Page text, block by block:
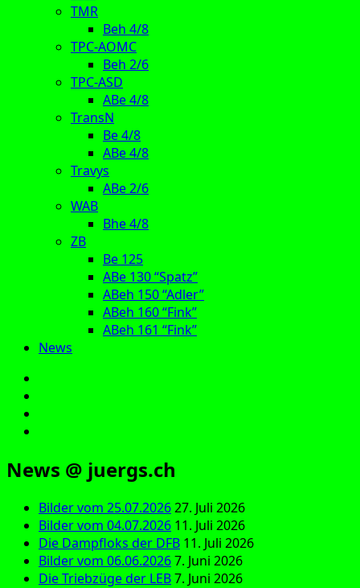
TMR
Beh 4/8
TPC-AOMC
Beh 2/6
TPC-ASD
ABe 4/8
TransN
Be 4/8
ABe 4/8
Travys
ABe 2/6
WAB
Bhe 4/8
ZB
Be 125
ABe 130 “Spatz”
ABeh 150 “Adler”
ABeh 160 “Fink”
ABeh 161 “Fink”
News
News @ juergs.ch
Bilder vom 25.07.202627. Juli 2026
Bilder vom 04.07.2026 11. Juli 2026
Die Dampfloks der DFB 11. Juli 2026
Bilder vom 06.06.20267. Juni 2026
Die Triebzüge der LEB7. Juni 2026